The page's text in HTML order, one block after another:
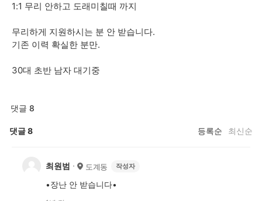
1:1 무리 안하고 도래미칠때 까지
무리하게 지원하시는 분 안 받습니다.
기존 이력 확실한 분만.
30대 초반 남자 대기중
댓글 8
댓글8 등록순 최신순
최원범 도계동 작성자
•장난 안 받습니다•